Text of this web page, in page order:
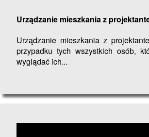
Urządzanie mieszkania z
Urządzanie mieszkania z
przypadku tych wszystkich osób,
wyglądać ich...